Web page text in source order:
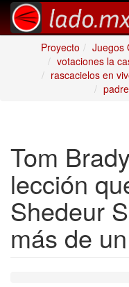
Proyecto
Juegos
votaciones la
rascacielos en
Tom
lección
Shedeur
más de